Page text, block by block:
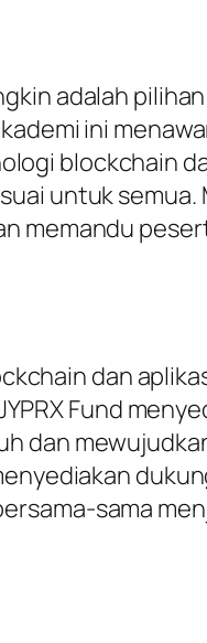
adalah
ini
blockchain
untuk
memandu
dan
Fund
dan
sama